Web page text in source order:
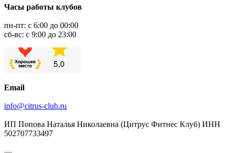
Часы работы клубов
пн-пт: с 6:00 до 00:00
сб-вс: с 9:00 до 23:00
Email
info@citrus-club.ru
ИП Попова Наталья Николаевна (Цитрус Фитнес Клуб) ИНН
502707733497